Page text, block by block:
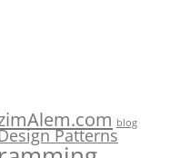
blog
Patterns